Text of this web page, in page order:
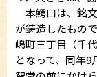
本鰐口は、銘
が鋳造したもの
嶋町三丁目（千
となって、同年